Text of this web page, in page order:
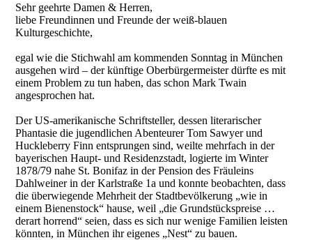
Sehr geehrte Damen & Herren,
liebe Freundinnen und Freunde der weiß-blauen
Kulturgeschichte,
egal wie die Stichwahl am kommenden Sonntag in München
ausgehen wird – der künftige Oberbürgermeister dürfte es mit
einem Problem zu tun haben, das schon Mark Twain
angesprochen hat.
Der US-amerikanische Schriftsteller, dessen literarischer
Phantasie die jugendlichen Abenteurer Tom Sawyer und
Huckleberry Finn entsprungen sind, weilte mehrfach in der
bayerischen Haupt- und Residenzstadt, logierte im Winter
1878/79 nahe St. Bonifaz in der Pension des Fräuleins
Dahlweiner in der Karlstraße 1a und konnte beobachten, dass
die überwiegende Mehrheit der Stadtbevölkerung „wie in
einem Bienenstock“ hause, weil „die Grundstückspreise …
derart horrend“ seien, dass es sich nur wenige Familien leisten
könnten, in München ihr eigenes „Nest“ zu bauen.